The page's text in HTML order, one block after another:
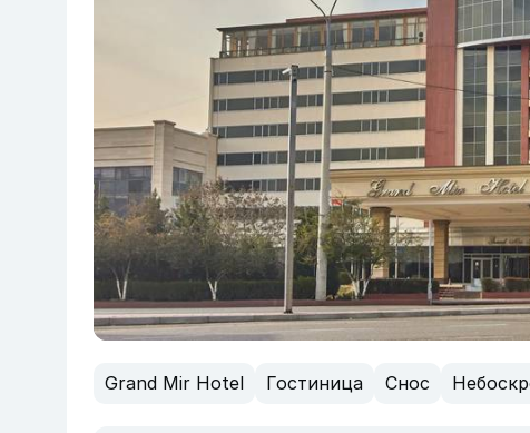
Grand Mir Hotel Гостиница Снос